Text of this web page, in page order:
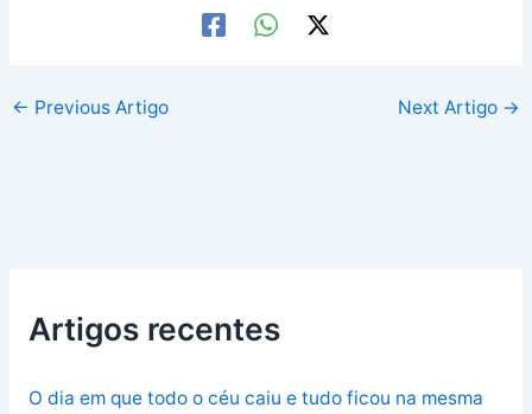
← Previous Artigo Next Artigo →
Artigos recentes
O dia em que todo o céu caiu e tudo ficou na mesma